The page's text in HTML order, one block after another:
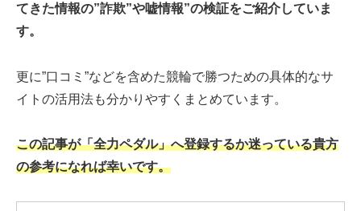
てきた情報の”詐欺”や嘘情報”の検証をご紹介していま
す。
更に”口コミ”などを含めた競輪で勝つための具体的なサ
イトの活用法も分かりやすくまとめています。
この記事が「全力ペダル」へ登録するか迷っている貴方
の参考になれば幸いです。